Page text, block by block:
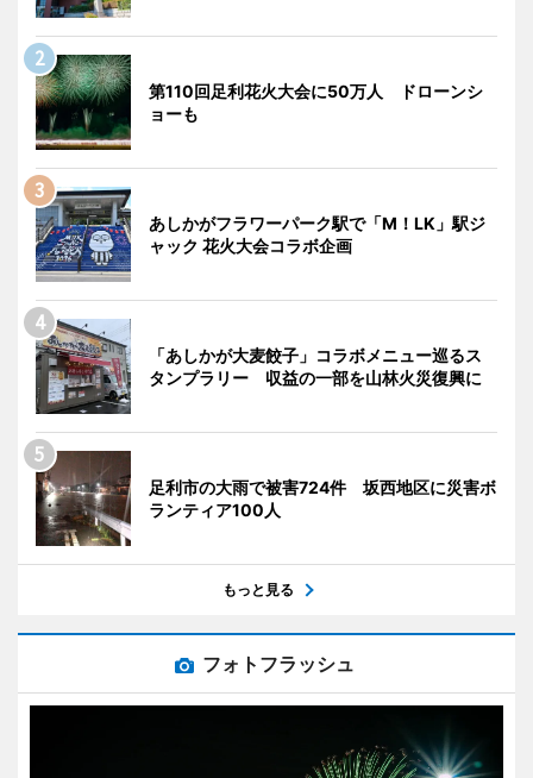
第110回足利花火大会に50万人 ドローンシ
ョーも
あしかがフラワーパーク駅で「M！LK」駅ジ
ャック 花火大会コラボ企画
「あしかが大麦餃子」コラボメニュー巡るス
タンプラリー 収益の一部を山林火災復興に
足利市の大雨で被害724件 坂西地区に災害ボ
ランティア100人
もっと見る
フォトフラッシュ